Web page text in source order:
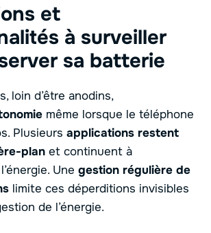
et
à surveiller
sa batterie
loin d’être anodins,
même lorsque le téléphone
Plusieurs applications restent
plan et continuent à
Une gestion régulière de
limite ces déperditions invisibles
de l’énergie.